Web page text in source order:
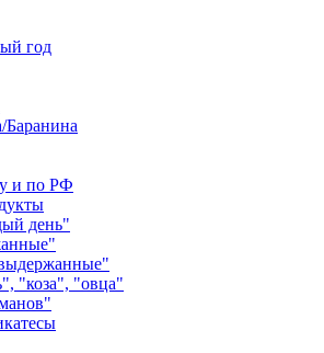
год
Баранина
и по РФ
день"
"коза", "овца"